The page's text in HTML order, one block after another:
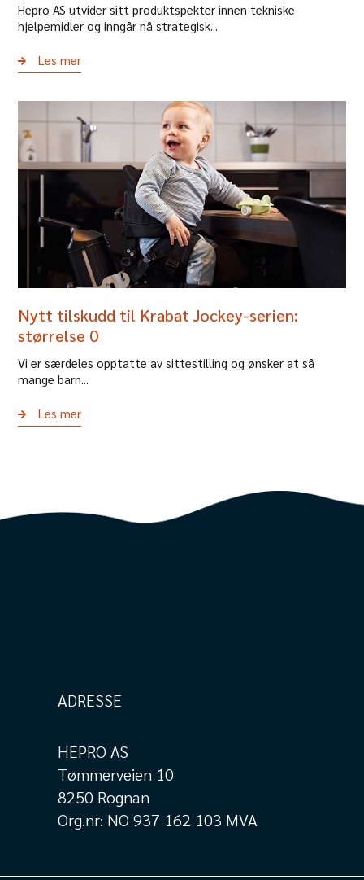
Hepro AS utvider sitt produktspekter innen tekniske
hjelpemidler og inngår nå strategisk...
Les mer
Nytt tilskudd til Krabat Jockey-serien:
størrelse 0
Vi er særdeles opptatte av sittestilling og ønsker at så
mange barn...
Les mer
ADRESSE
HEPRO AS
Tømmerveien 10
8250 Rognan
Org.nr: NO 937 162 103 MVA